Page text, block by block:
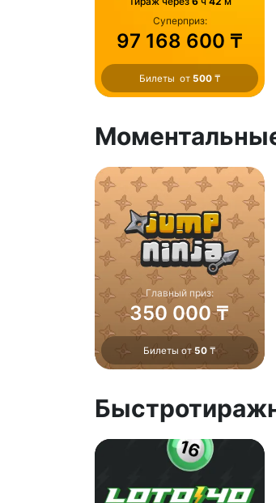
Суперприз:
97 168 600 ₸
Билеты от 500₸
Главный приз:
350 000 ₸
Билеты от50 ₸